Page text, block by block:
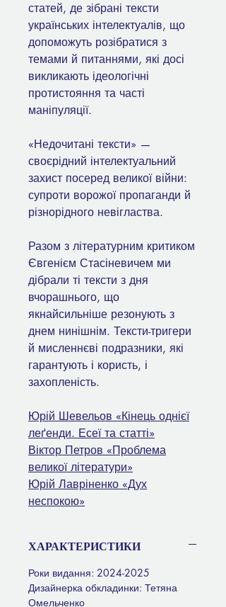
статей, де зібрані тексти
українських інтелектуалів, що
допоможуть розібратися з
темами й питаннями, які досі
викликають ідеологічні
протистояння та часті
маніпуляції.
«Недочитані тексти» —
своєрідний інтелектуальний
захист посеред великої війни:
супроти ворожої пропаганди й
різнорідного невігластва.
Разом з літературним критиком
Євгенієм Стасіневичем ми
дібрали ті тексти з дня
вчорашнього, що
якнайсильніше резонують з
днем нинішнім. Тексти-тригери
й мисленнєві подразники, які
гарантують і користь, і
захопленість.
Юрій Шевельов «Кінець однієї
леґенди. Есеї та статті»
Віктор Петров «Проблема
великої літератури»
Юрій Лавріненко «Дух
неспокою»
ХАРАКТЕРИСТИКИ
Роки видання: 2024-2025
Дизайнерка обкладинки: Тетяна
Омельченко